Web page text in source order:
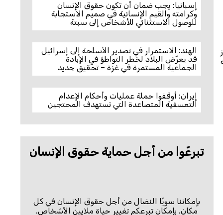
إسبانيا: يجب ضمان أن تكون حقوق الإنسان
وكرامته والقيم الإنسانية في صميم الاستجابة
للوصول الاستثنائي للأشخاص إلى سبتة
الهند: الاستمرار في تصدير الأسلحة إلى إسرائيل
قد يعرّض البلاد لخطر التواطؤ في الإبادة
الجماعية المستمرة في غزة – تحقيق جديد
إيران: أوقفوا حملة عمليات وأحكام الإعدام
التعسفية المتصاعدة التي تستهدف المحتجين
تبرعّوا من أجل حماية حقوق الإنسان
بإمكاننا سويًا النضال من أجل حقوق الإنسان في كل
مكان. بإمكان تبرعكم تغيير حياة ملايين الأشخاص.